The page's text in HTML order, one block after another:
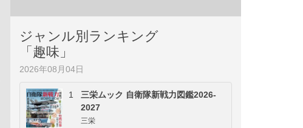
ジャンル別ランキング
「趣味」
2026年08月04日
1
三栄ムック 自衛隊新戦力図鑑2026-
2027
三栄